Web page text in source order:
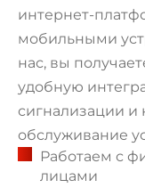
интернет-
мобильными
нас, вы
удобную
сигнализации
обслуживание
Работаем с
лицами